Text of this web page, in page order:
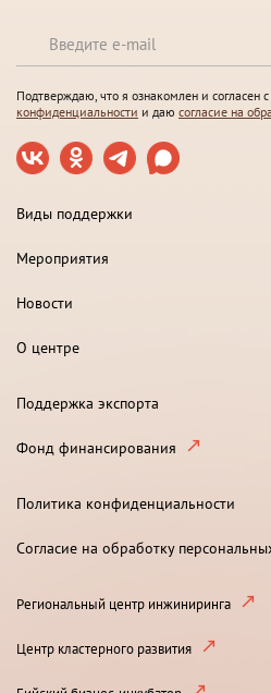
Подтверждаю, что я ознакомлен и согласен
конфиденциальности и даю согласие на
Виды поддержки
Мероприятия
Новости
О центре
Поддержка экспорта
Фонд финансирования
Политика конфиденциальности
Согласие на обработку
Региональный центр инжиниринга
Центр кластерного развития